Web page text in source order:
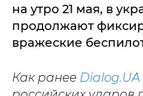
на утро 21 мая, в
продолжают
вражеские
Как ранее Dialog.UA